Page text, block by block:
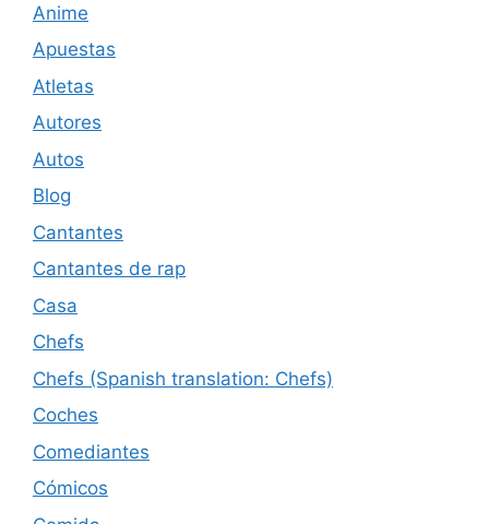
Anime
Apuestas
Atletas
Autores
Autos
Blog
Cantantes
Cantantes de rap
Casa
Chefs
Chefs (Spanish translation: Chefs)
Coches
Comediantes
Cómicos